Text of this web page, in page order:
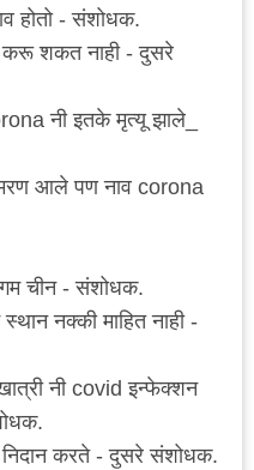
होतो - संशोधक.
करू शकत नाही - दुसरे
नी इतके मृत्यू झाले_
आले पण नाव corona
चीन - संशोधक.
नक्की माहित नाही -
नी covid इन्फेक्शन
करते - दुसरे संशोधक.